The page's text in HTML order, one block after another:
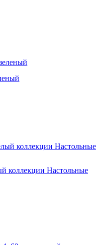
коллекции Настольные